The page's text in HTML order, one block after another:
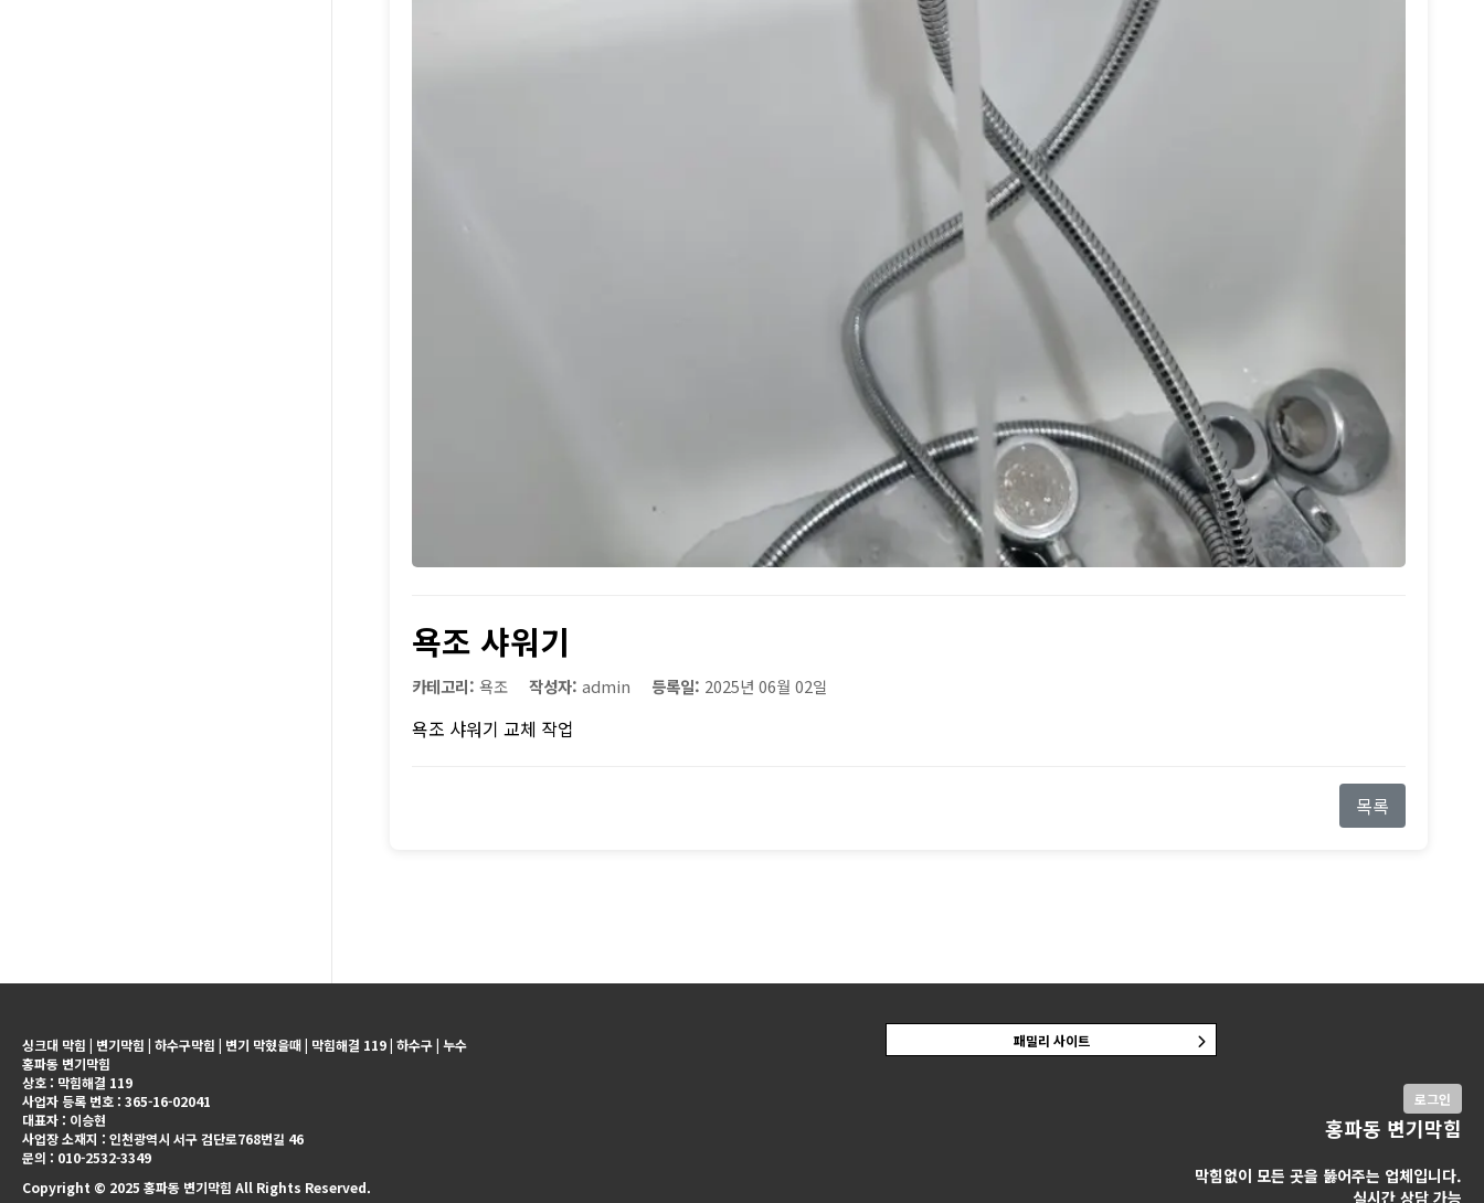
욕조 샤워기
카테고리: 욕조 작성자: admin 등록일: 2025년 06월 02일
욕조 샤워기 교체 작업
목록
싱크대 막힘 | 변기막힘 | 하수구막힘 | 변기 막혔을때 | 막힘해결 119 | 하수구 | 누수
홍파동 변기막힘
상호 : 막힘해결 119
사업자 등록 번호 : 365-16-02041
대표자 : 이승현
사업장 소재지 : 인천광역시 서구 검단로768번길 46
문의 : 010-2532-3349
Copyright © 2025 홍파동 변기막힘 All Rights Reserved.
로그인
홍파동 변기막힘
막힘없이 모든 곳을 뚫어주는 업체입니다.
실시간 상담 가능
패밀리 사이트